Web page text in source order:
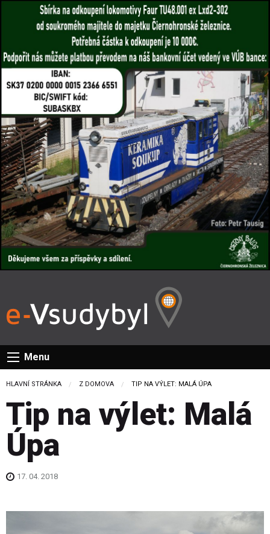
Menu
HLAVNÍ STRÁNKA Z DOMOVA CURRENT:
TIP NA VÝLET: MALÁ ÚPA
Tip na výlet: Malá
Úpa
17. 04. 2018